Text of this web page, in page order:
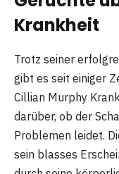
Krankheit
Trotz seiner
gibt es seit einiger
Cillian Murphy
darüber, ob der
Problemen leidet.
sein blasses